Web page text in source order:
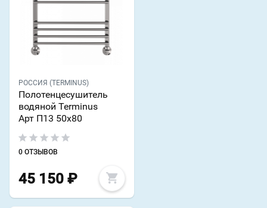
РОССИЯ (TERMINUS)
Полотенцесушитель
водяной Terminus
Арт П13 50х80
0 ОТЗЫВОВ
45 150 ₽